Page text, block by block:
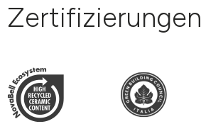
Zertifizierungen